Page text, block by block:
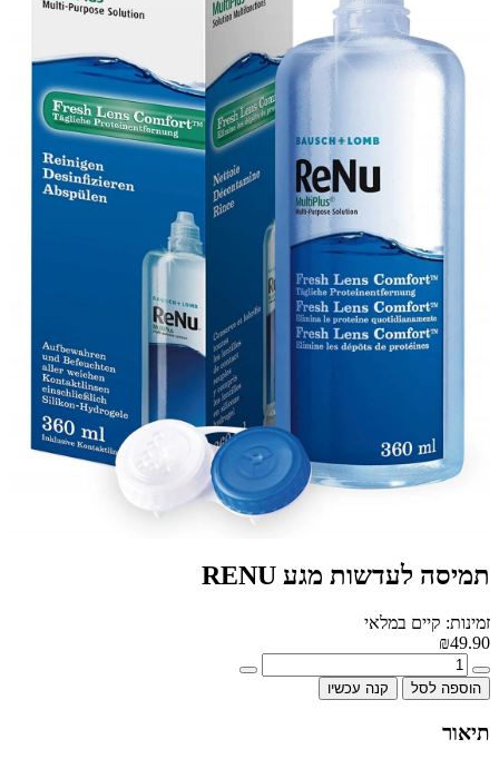
תמיסה לעדשות מגע RENU
זמינות: קיים במלאי
₪49.90
הוספה לסל קנה עכשיו
תיאור